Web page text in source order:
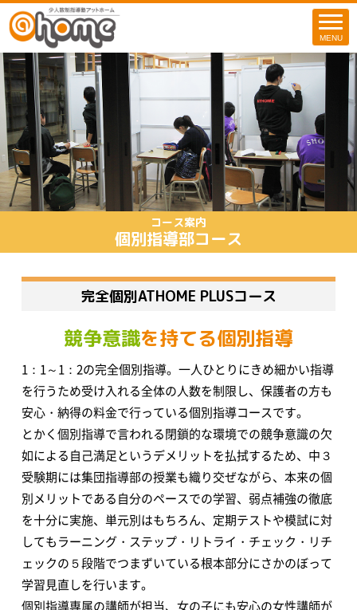
MENU
コース案内
個別指導部コース
完全個別ATHOME PLUSコース
競争意識を持てる個別指導
1：1～1：2の完全個別指導。一人ひとりにきめ細かい指導
を行うため受け入れる全体の人数を制限し、保護者の方も
安心・納得の料金で行っている個別指導コースです。
とかく個別指導で言われる閉鎖的な環境での競争意識の欠
如による自己満足というデメリットを払拭するため、中３
受験期には集団指導部の授業も織り交ぜながら、本来の個
別メリットである自分のペースでの学習、弱点補強の徹底
を十分に実施、単元別はもちろん、定期テストや模試に対
してもラーニング・ステップ・リトライ・チェック・リチ
ェックの５段階でつまずいている根本部分にさかのぼって
学習見直しを行います。
個別指導専属の講師が担当、女の子にも安心の女性講師が